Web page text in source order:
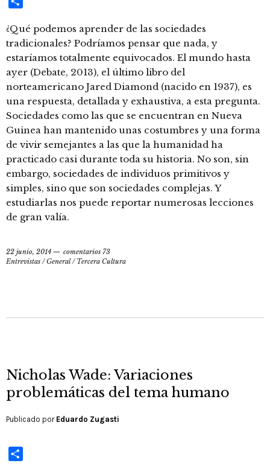
¿Qué podemos aprender de las sociedades
tradicionales? Podríamos pensar que nada, y
estaríamos totalmente equivocados. El mundo hasta
ayer (Debate, 2013), el último libro del
norteamericano Jared Diamond (nacido en 1937), es
una respuesta, detallada y exhaustiva, a esta pregunta.
Sociedades como las que se encuentran en Nueva
Guinea han mantenido unas costumbres y una forma
de vivir semejantes a las que la humanidad ha
practicado casi durante toda su historia. No son, sin
embargo, sociedades de individuos primitivos y
simples, sino que son sociedades complejas. Y
estudiarlas nos puede reportar numerosas lecciones
de gran valía.
22 junio, 2014
comentarios 73
Entrevistas /General/ Tercera Cultura
Nicholas Wade: Variaciones
problemáticas del tema humano
Publicado por Eduardo Zugasti